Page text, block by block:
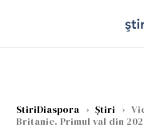
StiriDiaspora › Știri ›
Britanie. Primul val din